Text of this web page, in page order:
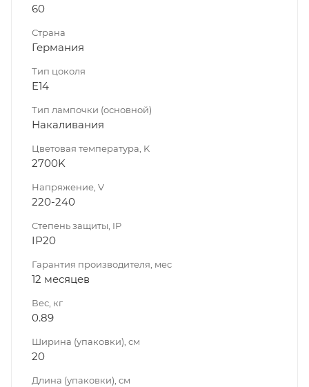
60
Страна
Германия
Тип цоколя
E14
Тип лампочки (основной)
Накаливания
Цветовая температура, K
2700K
Напряжение, V
220-240
Степень защиты, IP
IP20
Гарантия производителя, мес
12 месяцев
Вес, кг
0.89
Ширина (упаковки), см
20
Длина (упаковки), см